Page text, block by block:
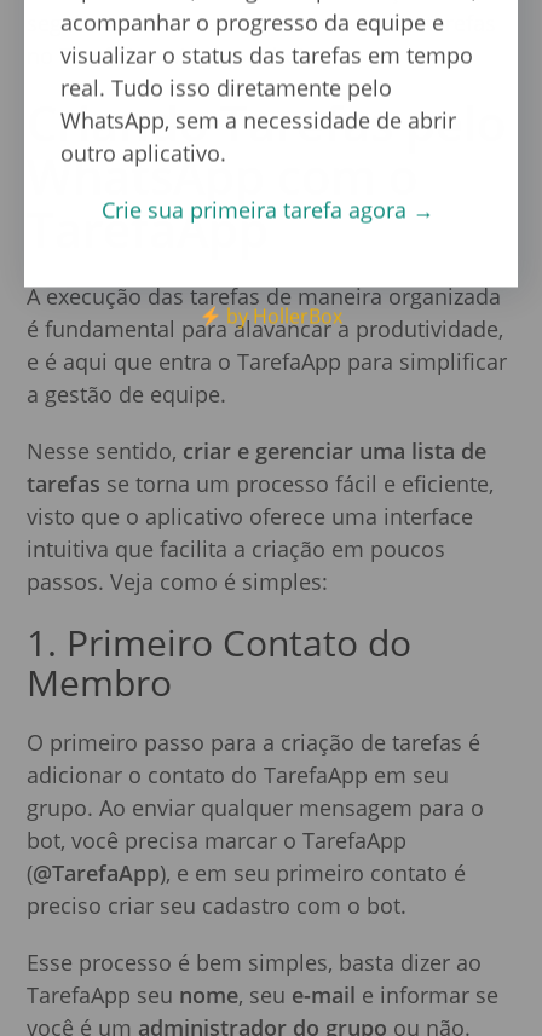
seguinte, vamos te explicar como criar tarefas
no TarefaApp. Acompanhe!
Criando Tarefas pelo
WhatsApp com o
TarefaApp
A execução das tarefas de maneira organizada
é fundamental para alavancar a produtividade,
e é aqui que entra o TarefaApp para simplificar
a gestão de equipe.
Nesse sentido, criar e gerenciar uma lista de
tarefas se torna um processo fácil e eficiente,
visto que o aplicativo oferece uma interface
intuitiva que facilita a criação em poucos
passos. Veja como é simples:
1. Primeiro Contato do
Membro
O primeiro passo para a criação de tarefas é
adicionar o contato do TarefaApp em seu
grupo. Ao enviar qualquer mensagem para o
bot, você precisa marcar o TarefaApp
(@TarefaApp), e em seu primeiro contato é
preciso criar seu cadastro com o bot.
Esse processo é bem simples, basta dizer ao
TarefaApp seu nome, seu e-mail e informar se
você é um administrador do grupo ou não.
acompanhar o progresso da equipe e
visualizar o status das tarefas em tempo
real. Tudo isso diretamente pelo
WhatsApp, sem a necessidade de abrir
outro aplicativo.
Crie sua primeira tarefa agora →
by HollerBox